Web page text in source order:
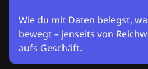
Wie du mit Daten belegst,
bewegt – jenseits von
aufs Geschäft.